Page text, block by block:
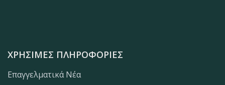
ΧΡΉΣΙΜΕΣ ΠΛΗΡΟΦΟΡΊΕΣ
Επαγγελματικά Νέα